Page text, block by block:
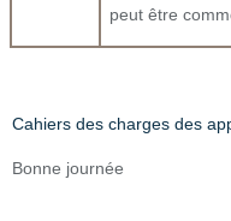
peut être
Cahiers des charges des
Bonne journée